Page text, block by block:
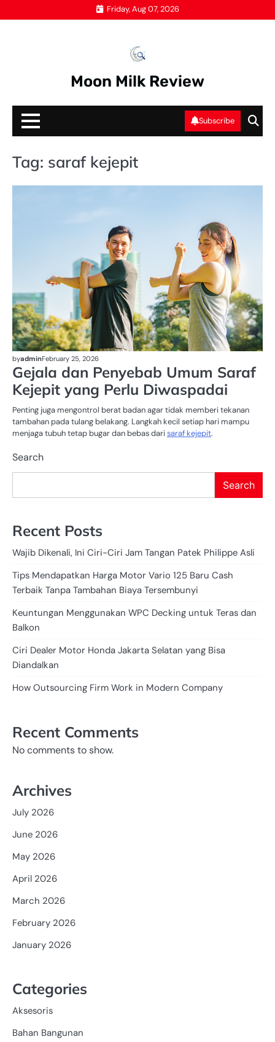
to
Friday, Aug 07, 2026
Moon Milk Review
Subscribe
Tag: saraf kejepit
byadminFebruary 25, 2026
Gejala dan Penyebab Umum Saraf
Kejepit yang Perlu Diwaspadai
Penting juga mengontrol berat badan agar tidak memberi tekanan
tambahan pada tulang belakang. Langkah kecil setiap hari mampu
menjaga tubuh tetap bugar dan bebas darisaraf kejepit.
Search
Search
Recent Posts
Wajib Dikenali, Ini Ciri-Ciri Jam Tangan Patek Philippe Asli
Tips Mendapatkan Harga Motor Vario 125 Baru Cash
Terbaik Tanpa Tambahan Biaya Tersembunyi
Keuntungan Menggunakan WPC Decking untuk Teras dan
Balkon
Ciri Dealer Motor Honda Jakarta Selatan yang Bisa
Diandalkan
How Outsourcing Firm Work in Modern Company
Recent Comments
No comments to show.
Archives
July 2026
June 2026
May 2026
April 2026
March 2026
February 2026
January 2026
Categories
Aksesoris
Bahan Bangunan